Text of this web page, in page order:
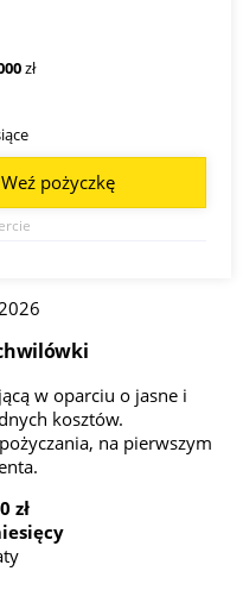
zł
Weź pożyczkę
w oparciu o jasne i
kosztów.
na pierwszym
zł